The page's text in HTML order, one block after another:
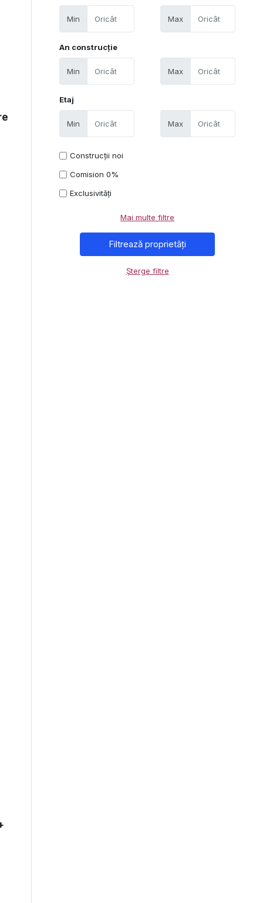
Min Max
An construcție
Min Max
Etaj
Min Max
Construcții noi
Comision 0%
Exclusivități
Mai multe filtre
Șterge filtre